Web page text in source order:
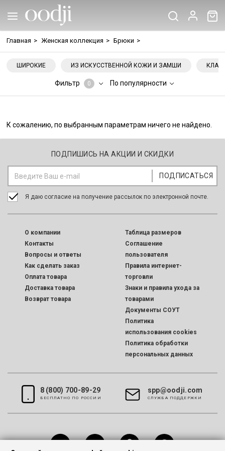
Главная > Женская коллекция > Брюки >
ШИРОКИЕ ИЗ ИСКУССТВЕННОЙ КОЖИ И ЗАМШИ
Фильтр 0 По популярности
К сожалению, по выбранным параметрам ничего не найдено.
ПОДПИШИСЬ НА АКЦИИ И СКИДКИ
Я даю согласие на получение рассылок по электронной почте.
O компании
Контакты
Вопросы и ответы
Как сделать заказ
Оплата товара
Доставка товара
Возврат товара
Таблица размеров
Соглашение
пользователя
Правила интернет-
торговли
Знаки и правила ухода за
товарами
Документы СОУТ
Политика
использования cookies
Политика обработки
персональных данных
8 (800) 700-89-29
БЕСПЛАТНО ПО РОССИИ
spp@oodji.com
CЛУЖБА ПОДДЕРЖКИ